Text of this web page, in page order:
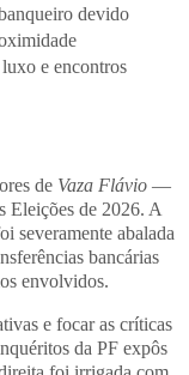
devido
e encontros
de Vaza Flávio —
Eleições de 2026. A
severamente abalada
bancárias
envolvidos.
e focar as críticas
da PF expôs